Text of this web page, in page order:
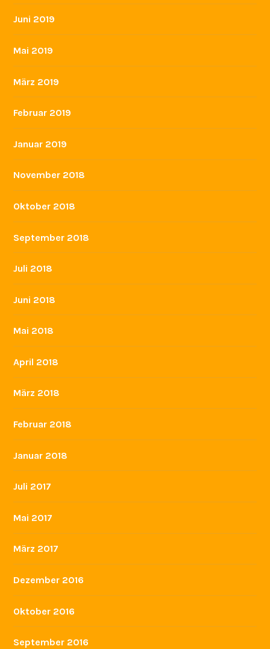
Juni 2019
Mai 2019
März 2019
Februar 2019
Januar 2019
November 2018
Oktober 2018
September 2018
Juli 2018
Juni 2018
Mai 2018
April 2018
März 2018
Februar 2018
Januar 2018
Juli 2017
Mai 2017
März 2017
Dezember 2016
Oktober 2016
September 2016